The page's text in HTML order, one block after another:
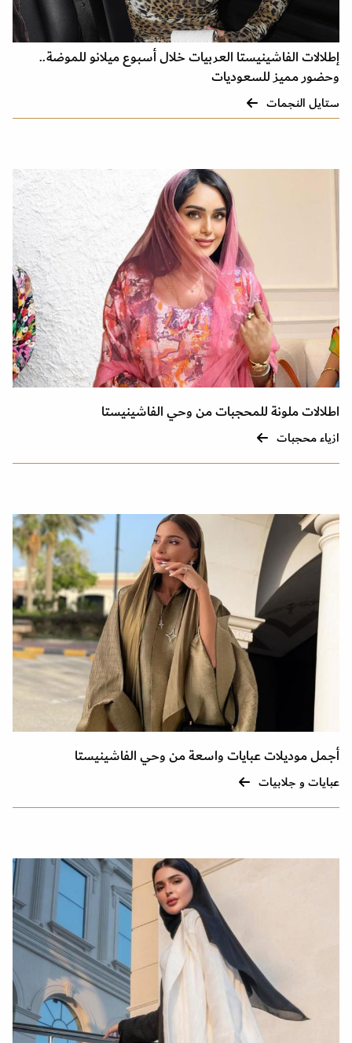
إطلالات الفاشينيستا العربيات خلال أسبوع ميلانو للموضة..
وحضور مميز للسعوديات
ستايل النجمات
اطلالات ملونة للمحجبات من وحي الفاشينيستا
ازياء محجبات
أجمل موديلات عبايات واسعة من وحي الفاشينيستا
عبايات و جلابيات